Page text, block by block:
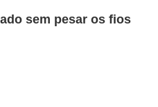
sem pesar os fios